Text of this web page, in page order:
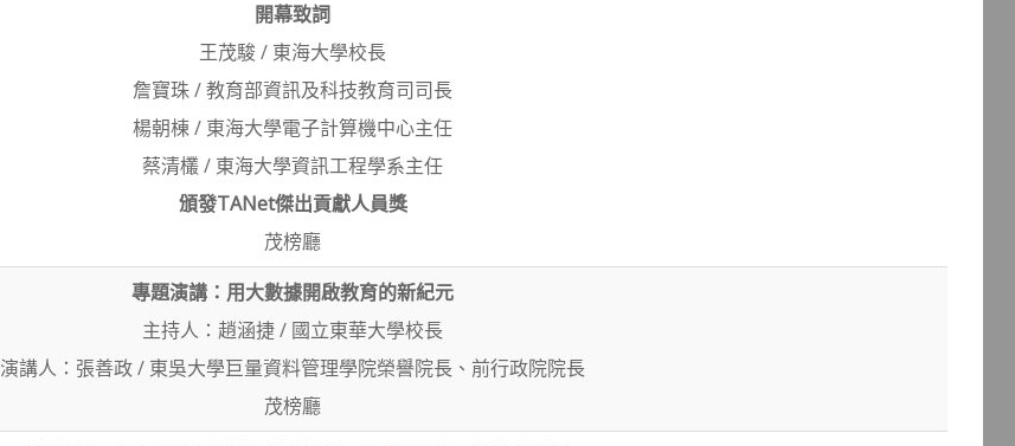
開幕致詞
王茂駿 / 東海大學校長
詹寶珠 / 教育部資訊及科技教育司司長
楊朝棟 / 東海大學電子計算機中心主任
蔡清欉 / 東海大學資訊工程學系主任
頒發TANet傑出貢獻人員獎
茂榜廳
專題演講：用大數據開啟教育的新紀元
主持人：趙涵捷 / 國立東華大學校長
演講人：張善政 / 東吳大學巨量資料管理學院榮譽院長、前行政院院長
茂榜廳